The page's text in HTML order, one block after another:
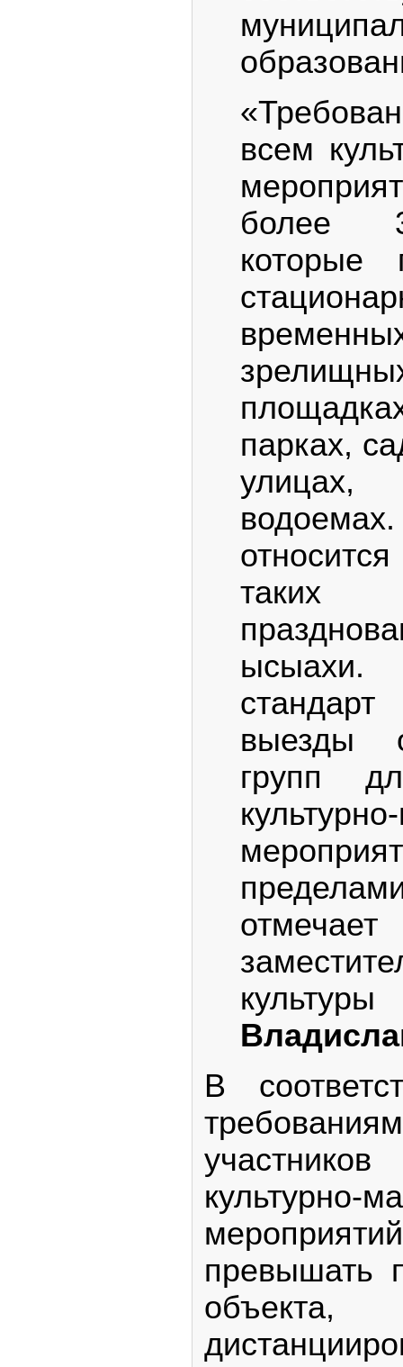
всем
более
которые
парках,
таких
стандарт
выезды
групп
В
культурно-
превышать
объекта,